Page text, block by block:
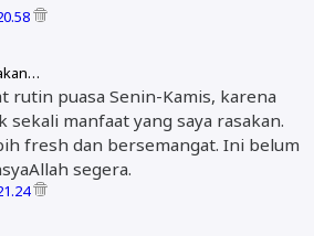
rutin puasa Senin-Kamis, karena
sekali manfaat yang saya rasakan.
fresh dan bersemangat. Ini belum
segera.